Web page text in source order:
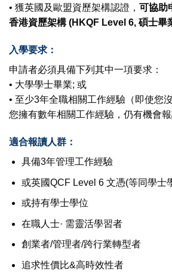
• 獲英國及歐盟資歷架構認證， 可協助
香港資歷架構 (HKQF Level 6, 碩士畢
入學要求：
申請者必須具備下列其中一項要求：
• 大學學士畢業; 或
• 至少3年全職相關工作經驗（即使您
您擁有數年相關工作經驗，仍有機會報
適合報讀人群：
具備3年管理工作經驗
或英國QCF Level 6 文憑(等同學士
或持有學士學位
在職人士· 需靈活學習者
創業者/管理者/跨行業轉型者
追求性價比&高時效性者